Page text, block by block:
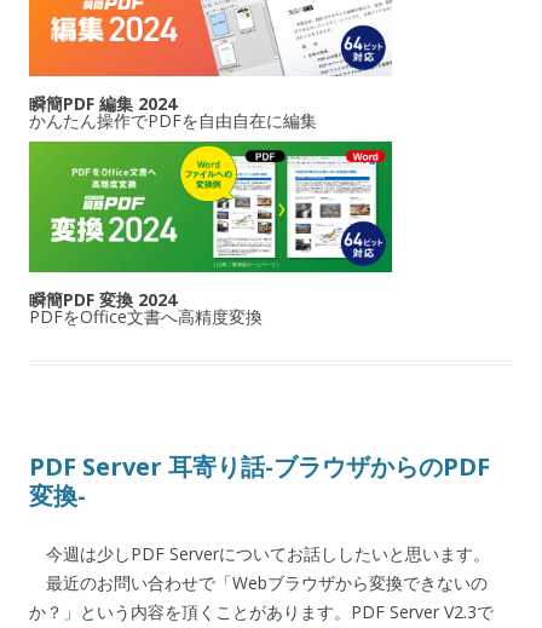
瞬簡PDF 編集 2024
かんたん操作でPDFを自由自在に編集
瞬簡PDF 変換 2024
PDFをOffice文書へ高精度変換
PDF Server 耳寄り話-ブラウザからのPDF
変換-
今週は少しPDF Serverについてお話ししたいと思います。
最近のお問い合わせで「Webブラウザから変換できないの
か？」という内容を頂くことがあります。PDF Server V2.3で